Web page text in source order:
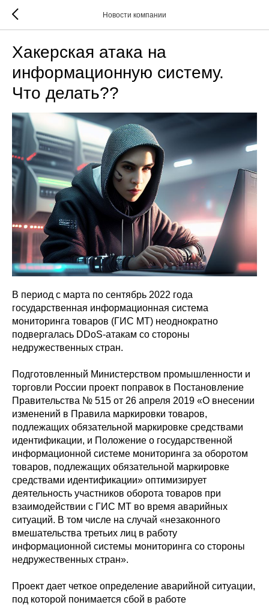
Новости компании
Хакерская атака на
информационную систему.
Что делать??
В период с марта по сентябрь 2022 года
государственная информационная система
мониторинга товаров (ГИС МТ) неоднократно
подвергалась DDoS-атакам со стороны
недружественных стран.
Подготовленный Министерством промышленности и
торговли России проект поправок в Постановление
Правительства № 515 от 26 апреля 2019 «О внесении
изменений в Правила маркировки товаров,
подлежащих обязательной маркировке средствами
идентификации, и Положение о государственной
информационной системе мониторинга за оборотом
товаров, подлежащих обязательной маркировке
средствами идентификации» оптимизирует
деятельность участников оборота товаров при
взаимодействии с ГИС МТ во время аварийных
ситуаций. В том числе на случай «незаконного
вмешательства третьих лиц в работу
информационной системы мониторинга со стороны
недружественных стран».
Проект дает четкое определение аварийной ситуации,
под которой понимается сбой в работе